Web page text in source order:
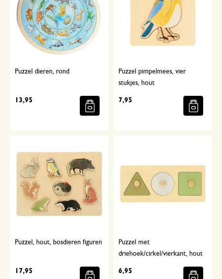
Puzzel dieren, rond
13,95
Puzzel pimpelmees, vier
stukjes, hout
7,95
Puzzel, hout, bosdieren figuren
17,95
Puzzel met
driehoek/cirkel/vierkant, hout
6,95